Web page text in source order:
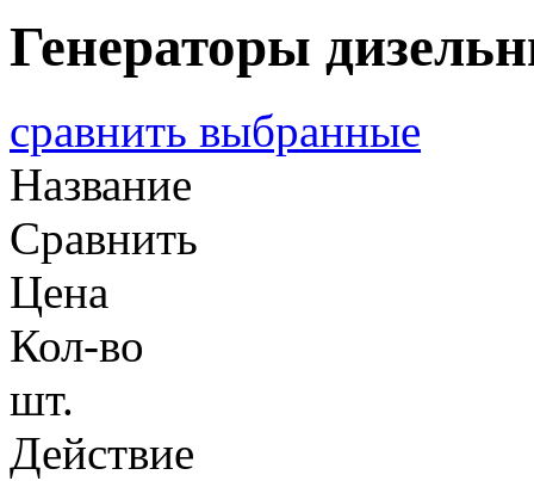
Генераторы
сравнить выбранные
Название
Сравнить
Цена
Кол-во
шт.
Действие